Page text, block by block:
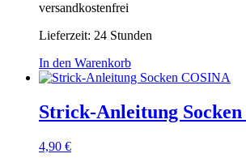
versandkostenfrei
Lieferzeit: 24 Stunden
In den Warenkorb
Strick-Anleitung
4,90 €